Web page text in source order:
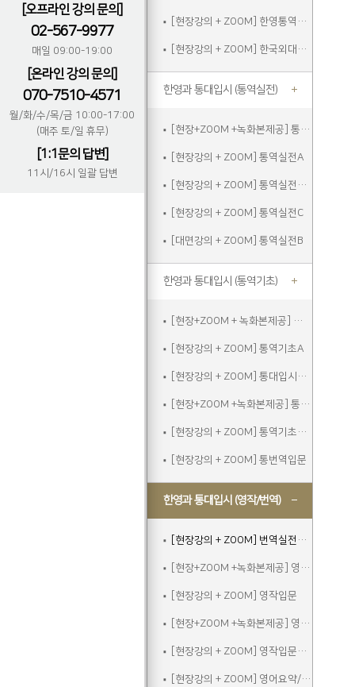
[오프라인 강의 문의]
02-567-9977
매일 09:00-19:00
[온라인 강의 문의]
070-7510-4571
월/화/수/목/금 10:00-17:00
(매주 토/일 휴무)
[1:1문의 답변]
11시/16시 일괄 답변
[현장강의 + ZOOM] 한영통역집중
[현장강의 + ZOOM] 한국외대2차실전통역모의고사C_참관
한영과 통대입시 (통역실전)
[현장+ZOOM +녹화본제공] 통역실전A
[현장강의 + ZOOM] 통역실전A
[현장강의 + ZOOM] 통역실전주말
[현장강의 + ZOOM] 통역실전C
[대면강의 + ZOOM] 통역실전B
한영과 통대입시 (통역기초)
[현장+ZOOM + 녹화본제공] 통역기초A
[현장강의 + ZOOM] 통역기초A
[현장강의 + ZOOM] 통대입시입문
[현장+ZOOM +녹화본제공] 통역기초주말
[현장강의 + ZOOM] 통역기초주말
[현장강의 + ZOOM] 통번역입문
한영과 통대입시 (영작/번역)
[현장강의 + ZOOM] 번역실전주말
[현장+ZOOM +녹화본제공] 영작입문
[현장강의 + ZOOM] 영작입문
[현장+ZOOM +녹화본제공] 영작입문주말
[현장강의 + ZOOM] 영작입문주말
[현장강의 + ZOOM] 영어요약/에세이쓰기